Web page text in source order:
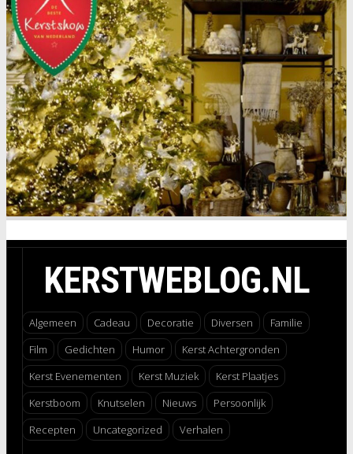
KERSTWEBLOG.NL
Algemeen Cadeau Decoratie Diversen
Familie
Film
Gedichten Humor
Kerst Achtergronden
Kerst Evenementen
Kerst Muziek
Kerst Plaatjes
Kerstboom
Knutselen Nieuws
Persoonlijk
Recepten
Uncategorized Verhalen